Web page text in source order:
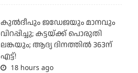
കുല്‍ദീപും ജഡേജയും മാനവും
വിറപ്പിച്ചു; കട്ടയ്ക്ക് പൊരുതി
ലങ്കയും; ആദ്യ ദിനത്തില്‍ 363ന്
എട്ട്!
18 hours ago